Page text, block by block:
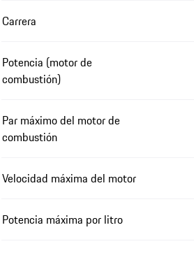
Carrera
Potencia (motor de
combustión)
Par máximo del motor de
combustión
Velocidad máxima del motor
Potencia máxima por litro